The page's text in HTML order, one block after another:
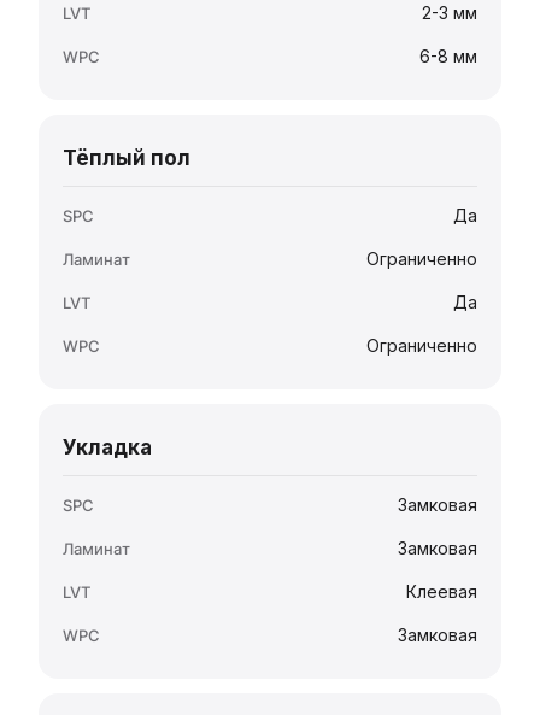
2-3 мм
6-8 мм
Тёплый пол
Да
Ограниченно
Да
Ограниченно
Укладка
Замковая
Замковая
Клеевая
Замковая